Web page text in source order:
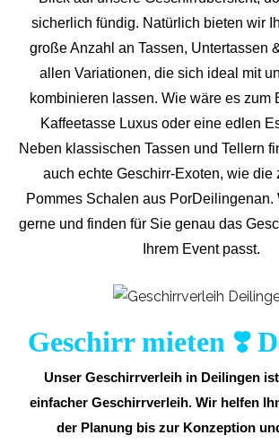
sicherlich fündig. Natürlich bieten wir
große Anzahl an Tassen, Untertassen
allen Variationen, die sich ideal mit
kombinieren lassen. Wie wäre es zum
Kaffeetasse Luxus oder eine edlen
Neben klassischen Tassen und Tellern
auch echte Geschirr-Exoten, wie die
Pommes Schalen aus PorDeilingenan.
gerne und finden für Sie genau das
Ihrem Event passt.
Geschirr mieten ❣️
Unser Geschirrverleih in Deilingen
einfacher Geschirrverleih. Wir helfen
der Planung bis zur Konzeption